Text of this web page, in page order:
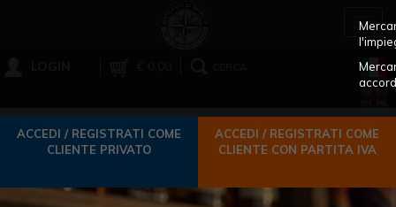
ACCEDI / REGISTRATI COME
CLIENTE PRIVATO
ACCEDI / REGISTRATI COME
CLIENTE CON PARTITA IVA